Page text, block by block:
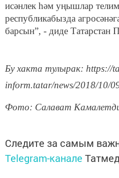
исәнлек һәм уңышлар
республикабызда
барсын”, - диде Татарстан
Бу хакта тулырак: https://
inform.tatar/news/2018/10/
Фото: Салават
Следите за самым
Telegram-канале